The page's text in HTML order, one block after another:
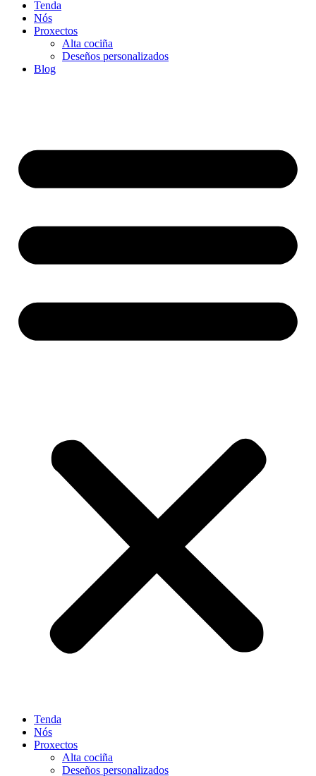
Tenda
Nós
Proxectos
Alta cociña
Deseños personalizados
Blog
Tenda
Nós
Proxectos
Alta cociña
Deseños personalizados